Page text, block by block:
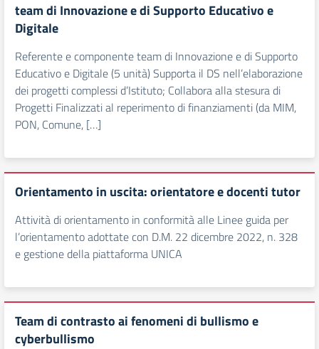
team di Innovazione e di Supporto Educativo e
Digitale
Referente e componente team di Innovazione e di Supporto
Educativo e Digitale (5 unità) Supporta il DS nell’elaborazione
dei progetti complessi d’Istituto; Collabora alla stesura di
Progetti Finalizzati al reperimento di finanziamenti (da MIM,
PON, Comune, […]
Orientamento in uscita: orientatore e docenti tutor
Attività di orientamento in conformità alle Linee guida per
l’orientamento adottate con D.M. 22 dicembre 2022, n. 328
e gestione della piattaforma UNICA
Team di contrasto ai fenomeni di bullismo e
cyberbullismo